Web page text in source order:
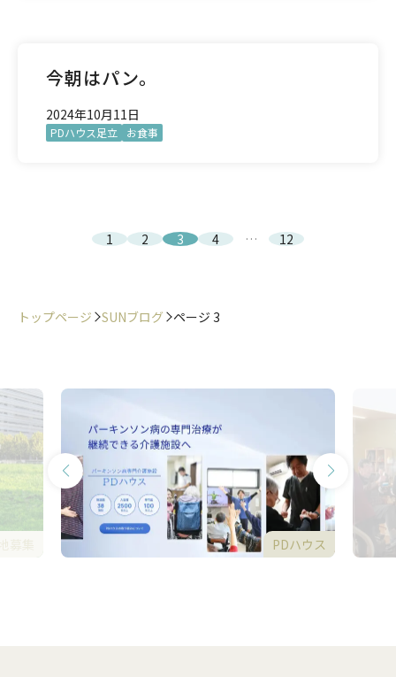
今朝はパン。
2024年10月11日
PDハウス足立 お食事
1 2 3 4 … 12
トップページ SUNブログ ページ 3
PDハウス